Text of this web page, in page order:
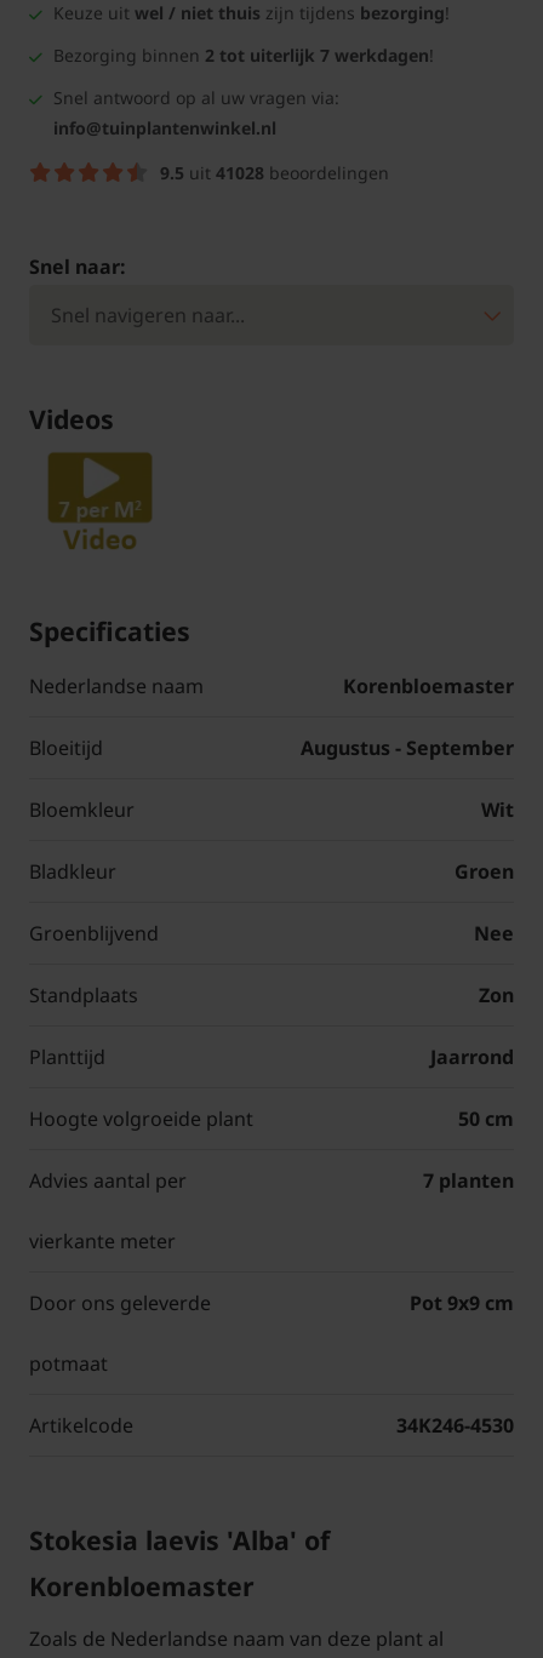
Keuze uit wel / niet thuis zijn tijdens bezorging!
Bezorging binnen 2 tot uiterlijk 7 werkdagen!
Snel antwoord op al uw vragen via:
info@tuinplantenwinkel.nl
9.5 uit 41028 beoordelingen
Snel naar:
Videos
Specificaties
Nederlandse naam Korenbloemaster
Bloeitijd Augustus - September
Bloemkleur Wit
Bladkleur Groen
Groenblijvend Nee
Standplaats Zon
Planttijd Jaarrond
Hoogte volgroeide plant 50 cm
Advies aantal per
vierkante meter
7 planten
Door ons geleverde
potmaat
Pot 9x9 cm
Artikelcode 34K246-4530
Stokesia laevis 'Alba' of
Korenbloemaster
Zoals de Nederlandse naam van deze plant al